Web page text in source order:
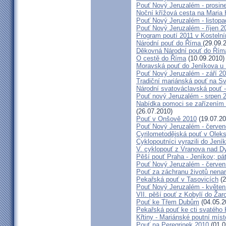
Pouť Nový Jeruzalém -
Noční křížová cesta na Maria
Pouť Nový Jeruzalém -
Pouť Nový Jeruzalém - říjen
Program poutí 2011 v
Národní pouť do Říma
Děkovná Národní pouť do
O cestě do Říma(10.09.2010)
Moravská pouť do Jeníkova u
Pouť Nový Jeruzalém - září
Tradiční mariánská pouť na
Národní svatováclavská pouť
Pouť nový Jeruzalém - srpen
Nabídka pomoci se
(26.07.2010)
Pouť v Onšově 2010
Pouť Nový Jeruzalém -
Cyrilometodějská pouť v
Cyklopoutníci vyrazili do
V. cyklopouť z Vranova nad
Pěší pouť Praha - Jeníkov;
Pouť Nový Jeruzalém -
Pouť za záchranu životů
Pekařská pouť v Tasovicích
Pouť Nový Jeruzalém -
VII. pěší pouť z Kobylí do
Pouť ke Třem Dubům
Pekařská pouť ke cti svatého
Křtiny - Mariánské poutní